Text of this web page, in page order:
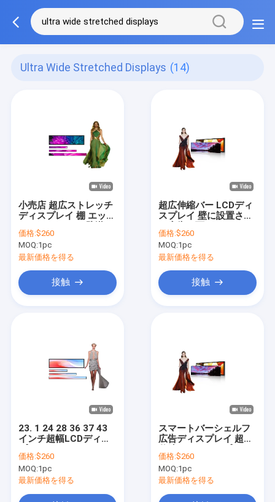
Ultra Wide Stretched Displays (14)
小売店 超広ストレッチ
ディスプレイ 棚 エッジ
価格:$260
MOQ:1pc
最新価格を得る
接触
超広伸縮バー LCDディ
スプレイ 壁に設置され
価格:$260
MOQ:1pc
最新価格を得る
接触
23. 1 24 28 36 37 43
インチ超幅LCDディス
フ デジタルサイネージ
スクリーン
価格:$260
MOQ:1pc
最新価格を得る
スマートバーシェルフ
広告ディスプレイ 超広
価格:$260
MOQ:1pc
最新価格を得る